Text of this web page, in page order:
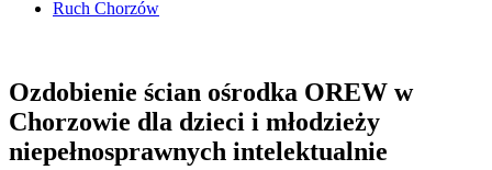
Ruch Chorzów
Ozdobienie ścian ośrodka OREW w
Chorzowie dla dzieci i młodzieży
niepełnosprawnych intelektualnie